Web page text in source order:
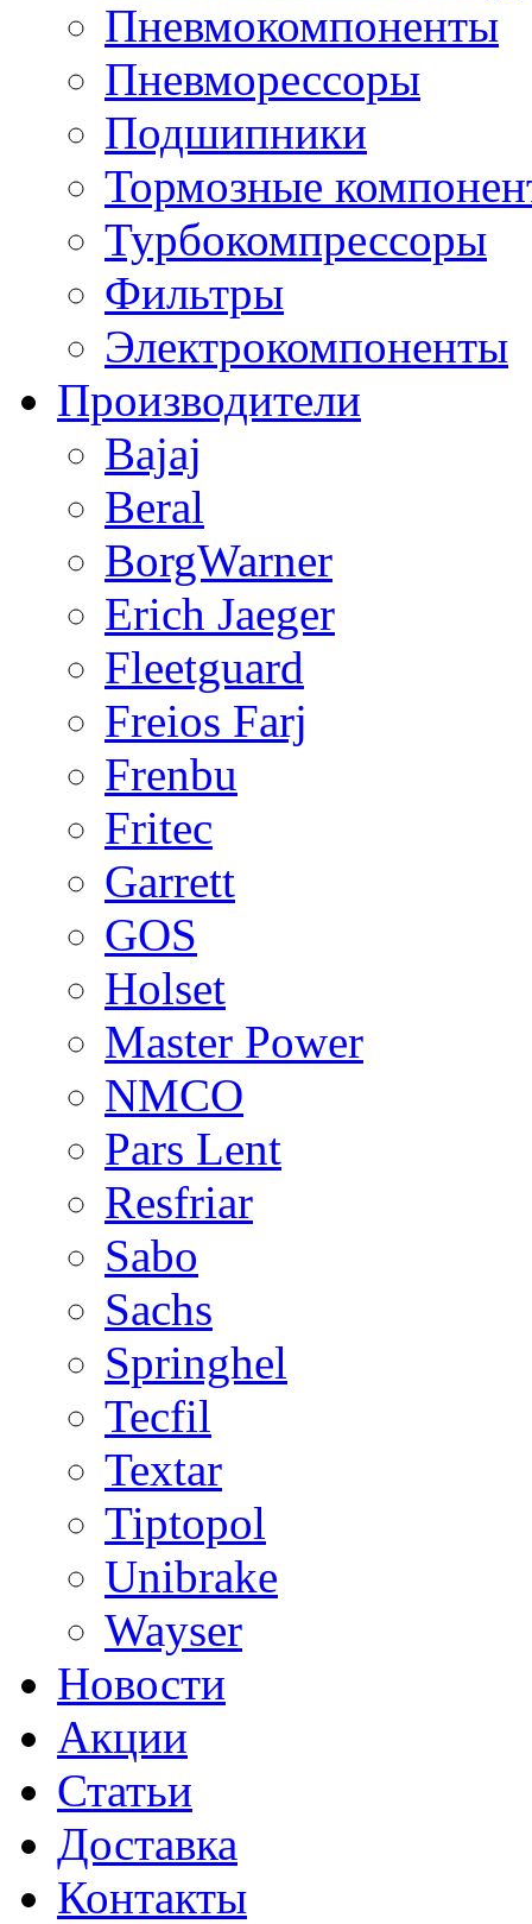
Пневмокомпоненты
Пневморессоры
Подшипники
Тормозные
Турбокомпрессоры
Фильтры
Электрокомпоненты
Производители
Bajaj
Beral
BorgWarner
Erich Jaeger
Fleetguard
Freios Farj
Frenbu
Fritec
Garrett
GOS
Holset
Master Power
NMCO
Pars Lent
Resfriar
Sabo
Sachs
Springhel
Tecfil
Textar
Tiptopol
Unibrake
Wayser
Новости
Акции
Статьи
Доставка
Контакты